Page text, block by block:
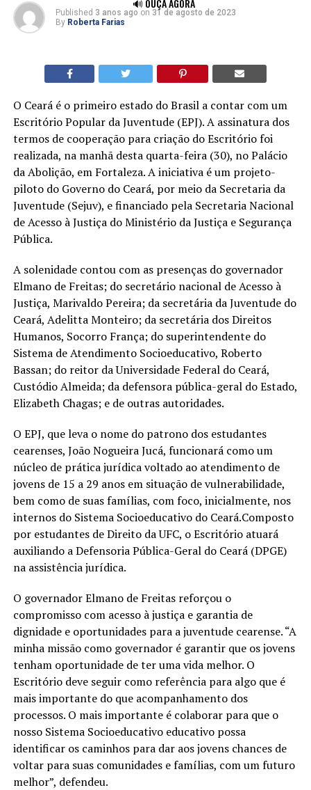
Published 3 anos ago on 31 de agosto de 2023
By Roberta Farias
O Ceará é o primeiro estado do Brasil a contar com um
Escritório Popular da Juventude (EPJ). A assinatura dos
termos de cooperação para criação do Escritório foi
realizada, na manhã desta quarta-feira (30), no Palácio
da Abolição, em Fortaleza. A iniciativa é um projeto-
piloto do Governo do Ceará, por meio da Secretaria da
Juventude (Sejuv), e financiado pela Secretaria Nacional
de Acesso à Justiça do Ministério da Justiça e Segurança
Pública.
A solenidade contou com as presenças do governador
Elmano de Freitas; do secretário nacional de Acesso à
Justiça, Marivaldo Pereira; da secretária da Juventude do
Ceará, Adelitta Monteiro; da secretária dos Direitos
Humanos, Socorro França; do superintendente do
Sistema de Atendimento Socioeducativo, Roberto
Bassan; do reitor da Universidade Federal do Ceará,
Custódio Almeida; da defensora pública-geral do Estado,
Elizabeth Chagas; e de outras autoridades.
O EPJ, que leva o nome do patrono dos estudantes
cearenses, João Nogueira Jucá, funcionará como um
núcleo de prática jurídica voltado ao atendimento de
jovens de 15 a 29 anos em situação de vulnerabilidade,
bem como de suas famílias, com foco, inicialmente, nos
internos do Sistema Socioeducativo do Ceará.Composto
por estudantes de Direito da UFC, o Escritório atuará
auxiliando a Defensoria Pública-Geral do Ceará (DPGE)
na assistência jurídica.
O governador Elmano de Freitas reforçou o
compromisso com acesso à justiça e garantia de
dignidade e oportunidades para a juventude cearense. “A
minha missão como governador é garantir que os jovens
tenham oportunidade de ter uma vida melhor. O
Escritório deve seguir como referência para algo que é
mais importante do que acompanhamento dos
processos. O mais importante é colaborar para que o
nosso Sistema Socioeducativo educativo possa
identificar os caminhos para dar aos jovens chances de
voltar para suas comunidades e famílias, com um futuro
melhor”, defendeu.